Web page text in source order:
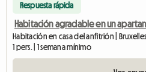
Respuesta rápida
Habitación agradable en un
Habitación en casa del anfitrión | Bruxelles
1 pers. | 1 semana mínimo